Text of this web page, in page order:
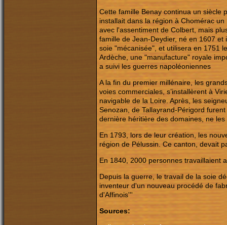
Cette famille Benay continua un siècle
installait dans la région à Chomérac
avec l'assentiment de Colbert, mais
famille de Jean-Deydier, né en 1607
soie "mécanisée", et utilisera en 1751
Ardèche, une "manufacture" royale
a suivi les guerres napoléoniennes
A la fin du premier millénaire, les
voies commerciales, s’installèrent à
navigable de la Loire. Après, les
Senozan, de Tallayrand-Périgord
dernière héritière des domaines, ne
En 1793, lors de leur création, les
région de Pélussin. Ce canton, devait
En 1840, 2000 personnes travaillaient
Depuis la guerre, le travail de la soie
inventeur d'un nouveau procédé de
d'Affinois'''
Sources: